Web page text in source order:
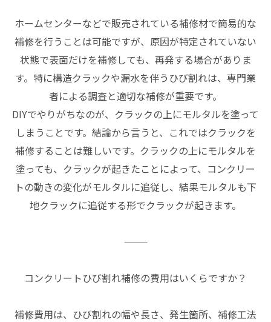
ホームセンターなどで販売されている補修材で簡易的な
補修を行うことは可能ですが、原因が特定されていない
状態で表面だけを補修しても、再発する場合がありま
す。特に構造クラックや漏水を伴うひび割れは、専門業
者による調査と適切な補修が重要です。
DIYでやりがちなのが、クラックの上にモルタルを塗って
しまうことです。結論から言うと、これではクラックを
補修することは難しいです。クラックの上にモルタルを
塗っても、クラックが起きたことによって、コンクリー
トの動きの変化がモルタルに追従し、結果モルタルも下
地クラックに追従する形でクラックが起きます。
⸻
コンクリートひび割れ補修の費用はいくらですか？
補修費用は、ひび割れの幅や長さ、発生箇所、補修工法